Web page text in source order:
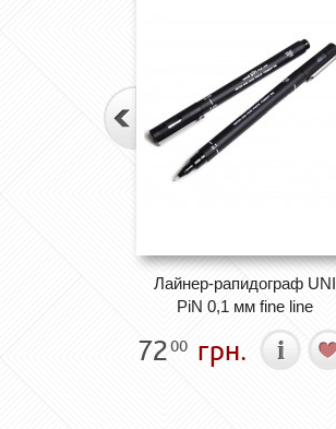
Лайнер-рапидограф UNI
PiN 0,1 мм fine line
7200 грн.